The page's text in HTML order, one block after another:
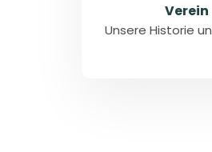
Verein
Unsere Historie